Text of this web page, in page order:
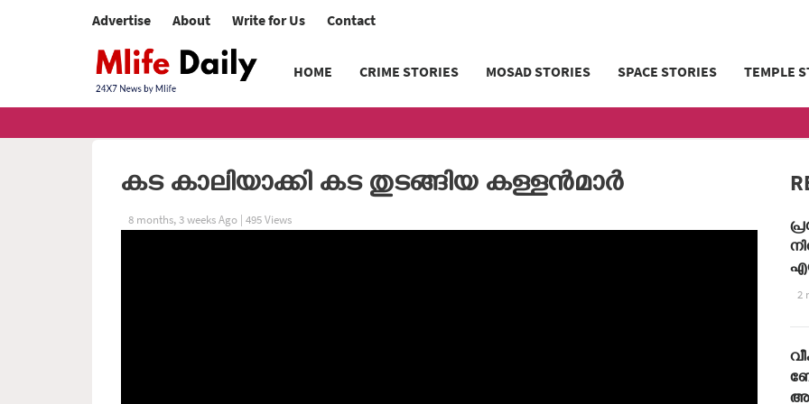
Advertise About Write for Us Contact
HOME CRIME STORIES MOSAD STORIES SPACE STORIES TEMPLE
കട കാലിയാക്കി കട തുടങ്ങിയ കള്ളൻമാർ
8 months, 3 weeks Ago | 495 Views
2